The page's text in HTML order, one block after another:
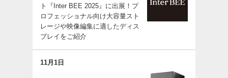
ト『Inter BEE 2025』に出展！プ
ロフェッショナル向け大容量スト
レージや映像編集に適したディス
プレイをご紹介
11月1日